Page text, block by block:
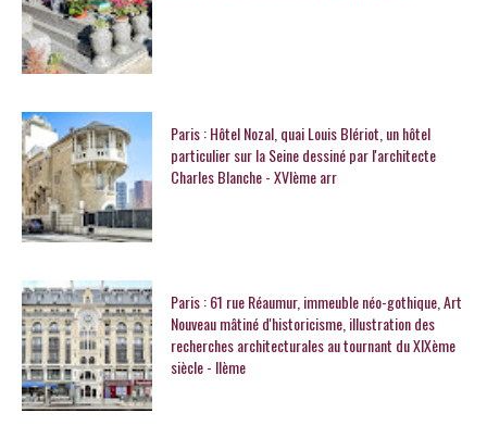
Paris : Hôtel Nozal, quai Louis Blériot, un hôtel
particulier sur la Seine dessiné par l'architecte
Charles Blanche - XVIème arr
Paris : 61 rue Réaumur, immeuble néo-gothique, Art
Nouveau mâtiné d'historicisme, illustration des
recherches architecturales au tournant du XIXème
siècle - IIème